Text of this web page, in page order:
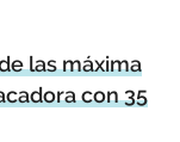
las máxima
con 35